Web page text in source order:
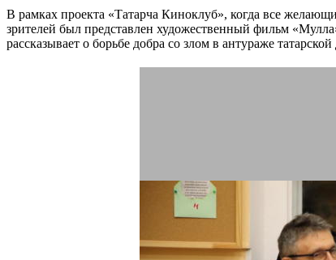
В рамках проекта «Татарча Киноклуб», когда все
зрителей был представлен художественный фильм
рассказывает о борьбе добра со злом в антураже